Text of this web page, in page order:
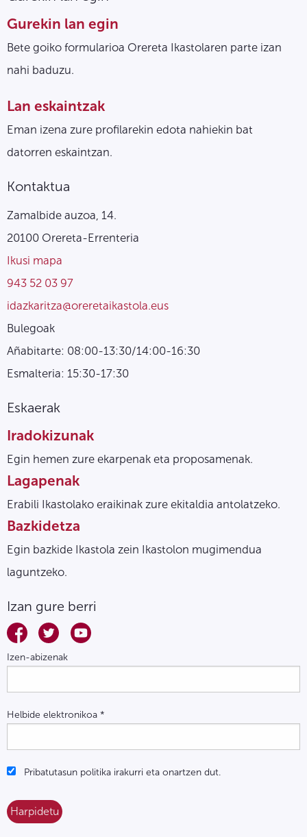
Gurekin lan egin
Bete goiko formularioa Orereta Ikastolaren parte izan
nahi baduzu.
Lan eskaintzak
Eman izena zure profilarekin edota nahiekin bat
datorren eskaintzan.
Kontaktua
Zamalbide auzoa, 14.
20100 Orereta-Errenteria
Ikusi mapa
943 52 03 97
idazkaritza@oreretaikastola.eus
Bulegoak
Añabitarte: 08:00-13:30/14:00-16:30
Esmalteria: 15:30-17:30
Eskaerak
Iradokizunak
Egin hemen zure ekarpenak eta proposamenak.
Lagapenak
Erabili Ikastolako eraikinak zure ekitaldia antolatzeko.
Bazkidetza
Egin bazkide Ikastola zein Ikastolon mugimendua
laguntzeko.
Izan gure berri
Izen-abizenak
Helbide elektronikoa *
Pribatutasun politika irakurri eta onartzen dut.